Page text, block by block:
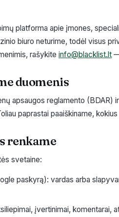
platforma apie įmones,
biuro neturime, todėl visus
rašykite info@blacklist.lt
duomenis
apsaugos reglamento (BDAR)
paprastai paaiškiname,
renkame
svetaine:
paskyrą): vardas arba
įvertinimai, komentarai,